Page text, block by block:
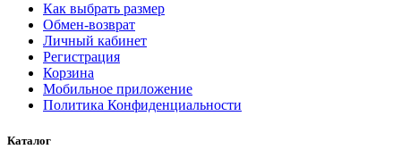
Как выбрать размер
Обмен-возврат
Личный кабинет
Регистрация
Корзина
Мобильное приложение
Политика Конфиденциальности
Каталог